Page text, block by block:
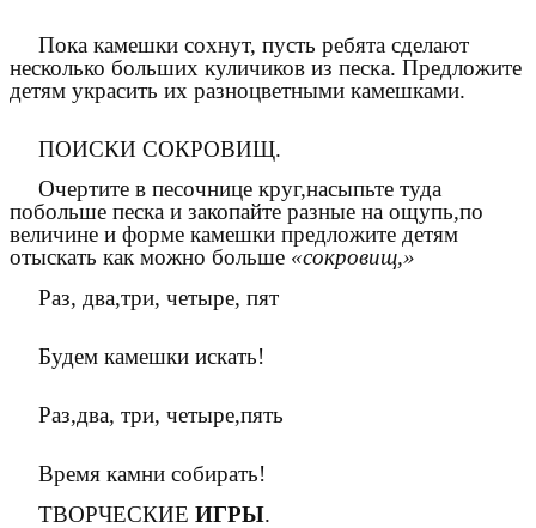
Пока камешки сохнут, пусть ребята сделают
несколько больших куличиков из песка. Предложите
детям украсить их разноцветными камешками.
ПОИСКИ СОКРОВИЩ.
Очертите в песочнице круг,насыпьте туда
побольше песка и закопайте разные на ощупь,по
величине и форме камешки предложите детям
отыскать как можно больше «сокровищ,»
Раз, два,три, четыре, пят
Будем камешки искать!
Раз,два, три, четыре,пять
Время камни собирать!
ТВОРЧЕСКИЕ ИГРЫ.